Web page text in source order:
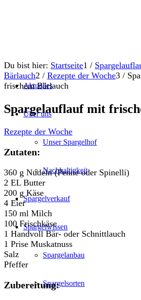
Aktuelles
Über uns
Unser Spargelhof
Nachhaltigkeit
Spargelverkauf
Spargelwissen
Spargelanbau
Spargelsorten
Du bist hier: Startseite1 /
Bärlauch2 / Rezepte der Woche3 /
frischem Bärlauch
Spargelauflauf mit
Rezepte der Woche
Zutaten:
360 g Nudeln (Penne oder Spinelli)
2 EL Butter
200 g Käse
4 Eier
150 ml Milch
100 Frischkäse
1 Handvoll Bär- oder Schnittlauch
1 Prise Muskatnuss
Salz
Pfeffer
Zubereitung: